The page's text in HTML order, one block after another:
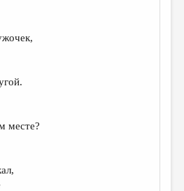
месте?